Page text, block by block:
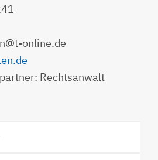
online.de
Rechtsanwalt